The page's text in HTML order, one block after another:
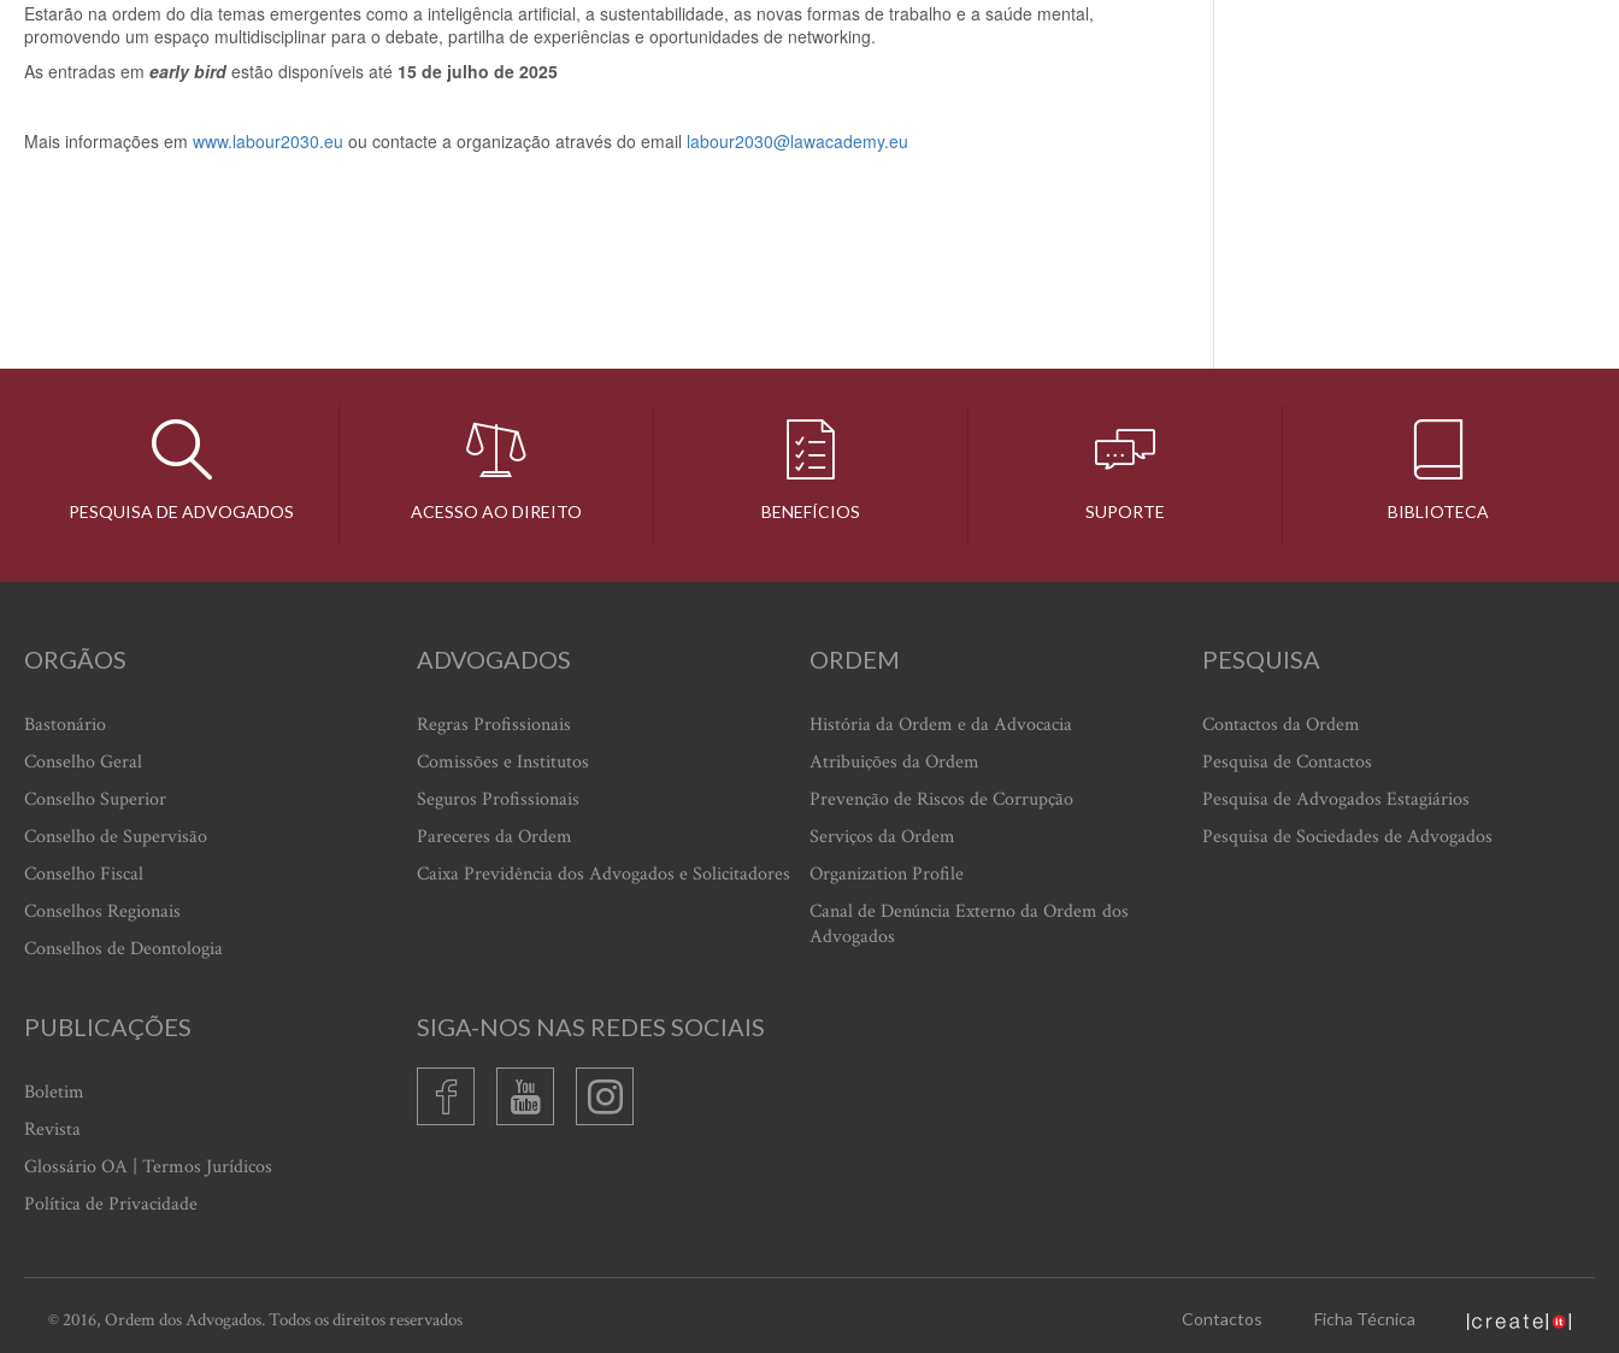
Estarão na ordem do dia temas emergentes como a inteligência artificial, a sustentabilidade, as novas formas de trabalho e a saúde mental,
promovendo um espaço multidisciplinar para o debate, partilha de experiências e oportunidades de networking.
As entradas em early bird estão disponíveis até 15 de julho de 2025
Mais informações em www.labour2030.eu ou contacte a organização através do email labour2030@lawacademy.eu
PESQUISA DE ADVOGADOS ACESSO AO DIREITO BENEFÍCIOS SUPORTE BIBLIOTECA
ORGÃOS
Bastonário
Conselho Geral
Conselho Superior
Conselho de Supervisão
Conselho Fiscal
Conselhos Regionais
Conselhos de Deontologia
ADVOGADOS
Regras Profissionais
Comissões e Institutos
Seguros Profissionais
Pareceres da Ordem
Caixa Previdência dos Advogados e Solicitadores
ORDEM
História da Ordem e da Advocacia
Atribuições da Ordem
Prevenção de Riscos de Corrupção
Serviços da Ordem
Organization Profile
Canal de Denúncia Externo da Ordem dos
Advogados
PESQUISA
Contactos da Ordem
Pesquisa de Contactos
Pesquisa de Advogados Estagiários
Pesquisa de Sociedades de Advogados
PUBLICAÇÕES
Boletim
Revista
Glossário OA | Termos Jurídicos
Política de Privacidade
SIGA-NOS NAS REDES SOCIAIS
© 2016, Ordem dos Advogados. Todos os direitos reservados Contactos Ficha Técnica